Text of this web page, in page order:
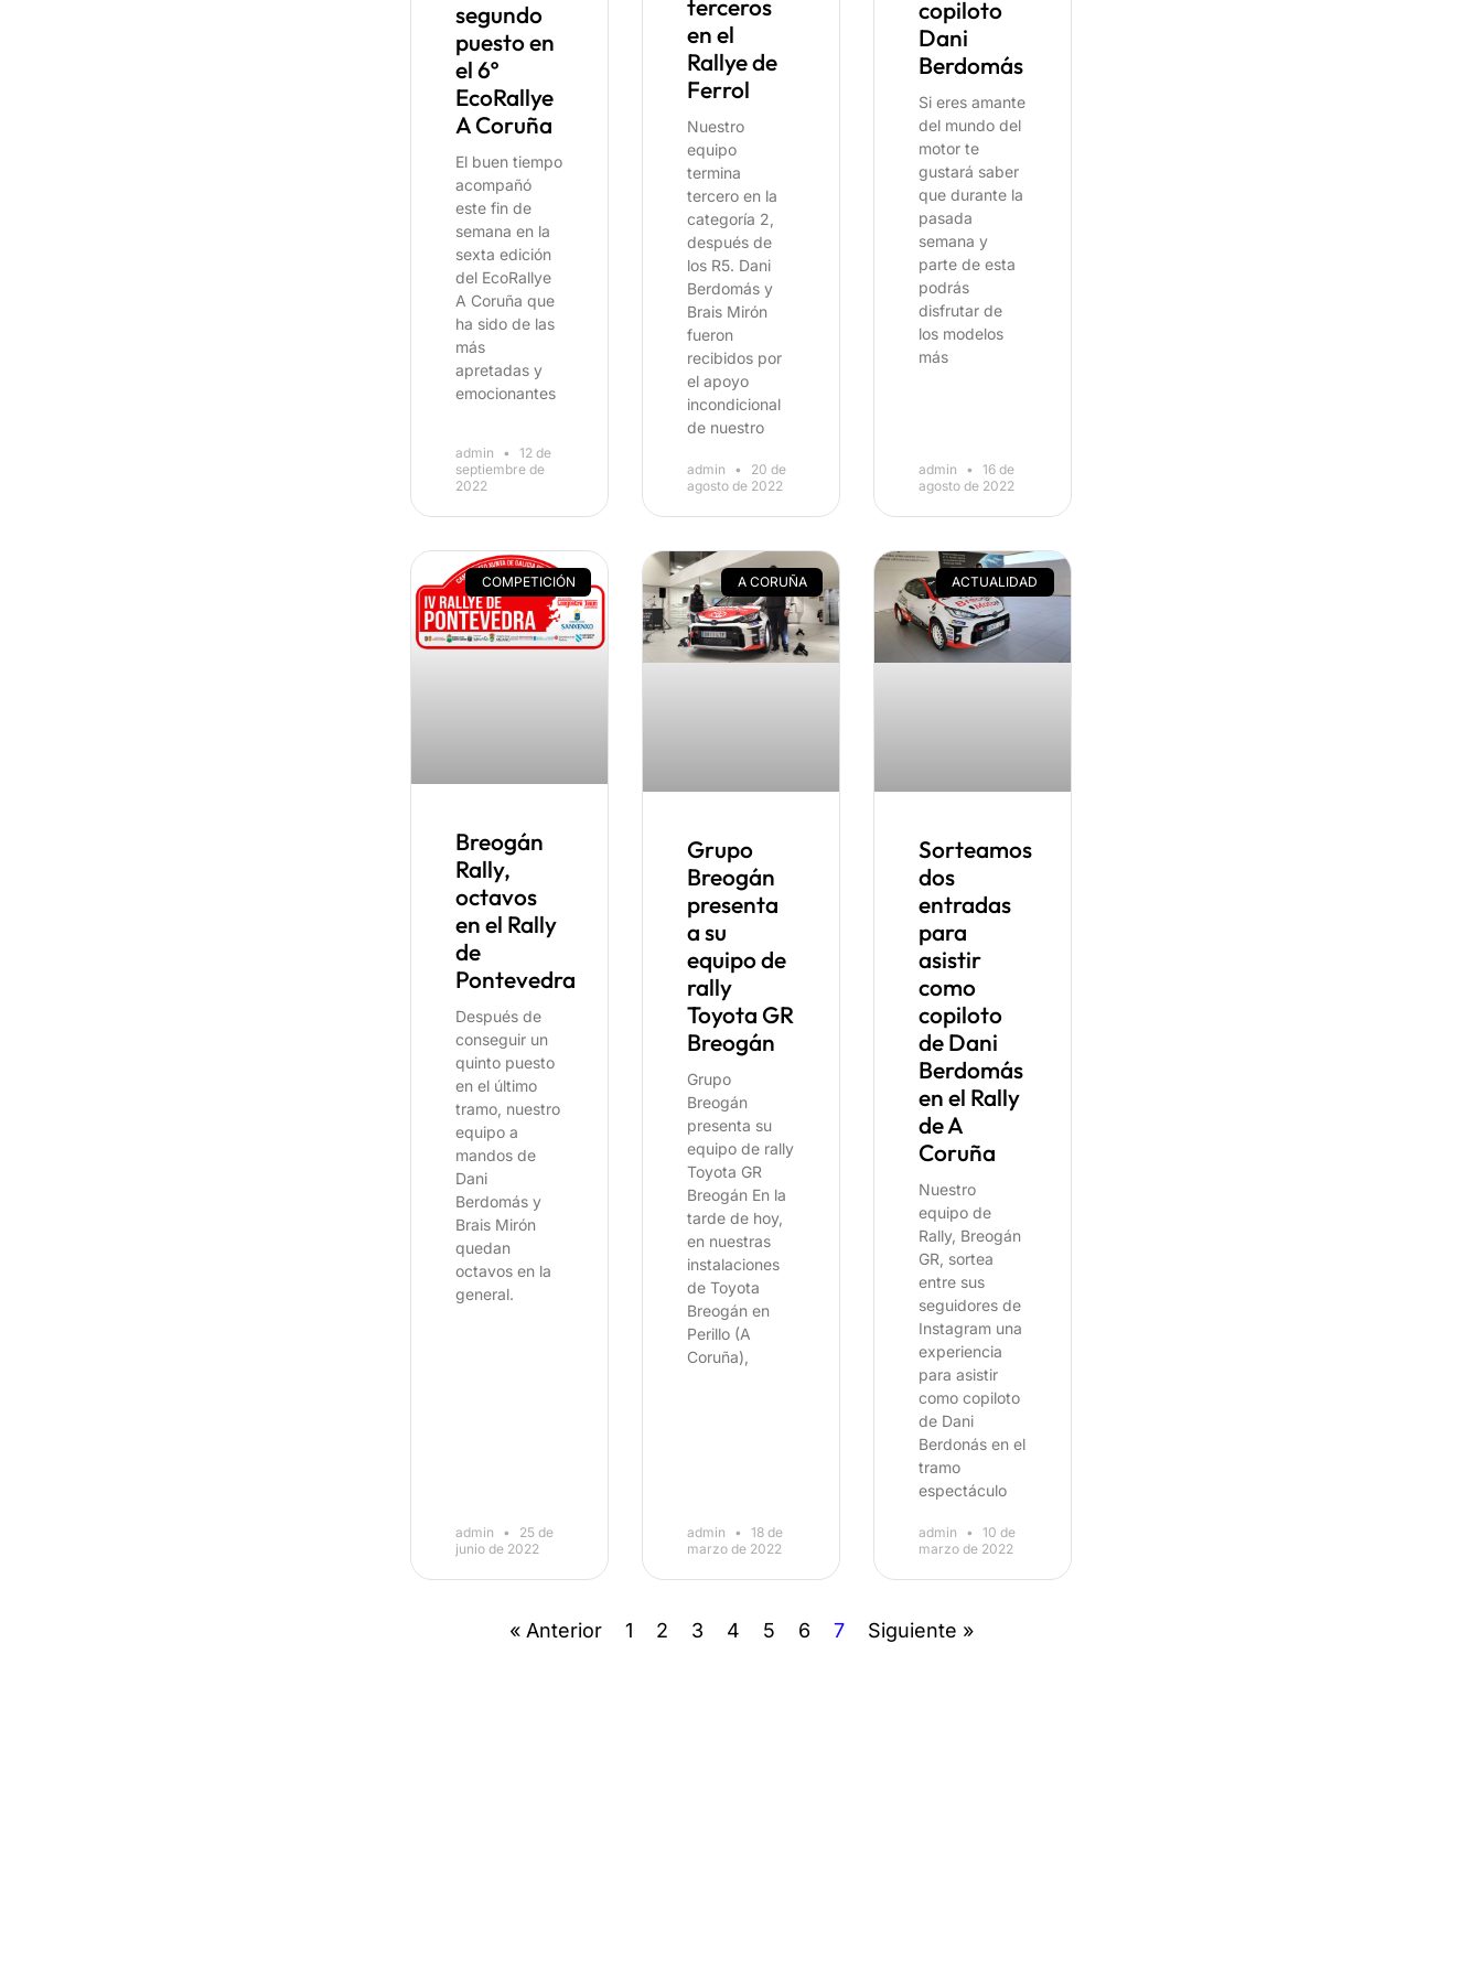
segundo
puesto en
el 6º
EcoRallye
A Coruña
El buen tiempo
acompañó
este fin de
semana en la
sexta edición
del EcoRallye
A Coruña que
ha sido de las
más
apretadas y
emocionantes
admin
12 de
septiembre de
2022
terceros
en el
Rallye de
Ferrol
Nuestro
equipo
termina
tercero en la
categoría 2,
después de
los R5. Dani
Berdomás y
Brais Mirón
fueron
recibidos por
el apoyo
incondicional
de nuestro
admin
20 de
agosto de 2022
copiloto
Dani
Berdomás
Si eres amante
del mundo del
motor te
gustará saber
que durante la
pasada
semana y
parte de esta
podrás
disfrutar de
los modelos
más
admin
16 de
agosto de 2022
COMPETICIÓN
Breogán
Rally,
octavos
en el Rally
de
Pontevedra
Después de
conseguir un
quinto puesto
en el último
tramo, nuestro
equipo a
mandos de
Dani
Berdomás y
Brais Mirón
quedan
octavos en la
general.
admin
25 de
junio de 2022
A CORUÑA
Grupo
Breogán
presenta
a su
equipo de
rally
Toyota GR
Breogán
Grupo
Breogán
presenta su
equipo de rally
Toyota GR
Breogán En la
tarde de hoy,
en nuestras
instalaciones
de Toyota
Breogán en
Perillo (A
Coruña),
admin
18 de
marzo de 2022
ACTUALIDAD
Sorteamos
dos
entradas
para
asistir
como
copiloto
de Dani
Berdomás
en el Rally
de A
Coruña
Nuestro
equipo de
Rally, Breogán
GR, sortea
entre sus
seguidores de
Instagram una
experiencia
para asistir
como copiloto
de Dani
Berdonás en el
tramo
espectáculo
admin
10 de
marzo de 2022
« Anterior 1 2 3 4 5 6 7 Siguiente »